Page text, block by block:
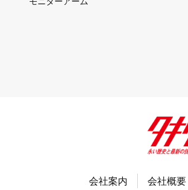
会社案内 会社概要